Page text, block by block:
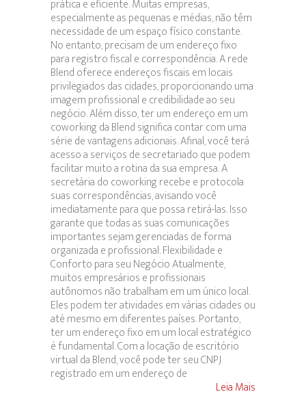
prática e eficiente. Muitas empresas,
especialmente as pequenas e médias, não têm
necessidade de um espaço físico constante.
No entanto, precisam de um endereço fixo
para registro fiscal e correspondência. A rede
Blend oferece endereços fiscais em locais
privilegiados das cidades, proporcionando uma
imagem profissional e credibilidade ao seu
negócio. Além disso, ter um endereço em um
coworking da Blend significa contar com uma
série de vantagens adicionais. Afinal, você terá
acesso a serviços de secretariado que podem
facilitar muito a rotina da sua empresa. A
secretária do coworking recebe e protocola
suas correspondências, avisando você
imediatamente para que possa retirá-las. Isso
garante que todas as suas comunicações
importantes sejam gerenciadas de forma
organizada e profissional. Flexibilidade e
Conforto para seu Negócio Atualmente,
muitos empresários e profissionais
autônomos não trabalham em um único local.
Eles podem ter atividades em várias cidades ou
até mesmo em diferentes países. Portanto,
ter um endereço fixo em um local estratégico
é fundamental. Com a locação de escritório
virtual da Blend, você pode ter seu CNPJ
registrado em um endereço de
Leia Mais